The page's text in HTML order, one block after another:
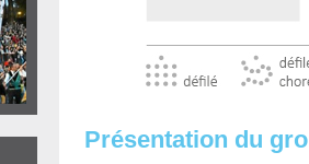
Présentation du